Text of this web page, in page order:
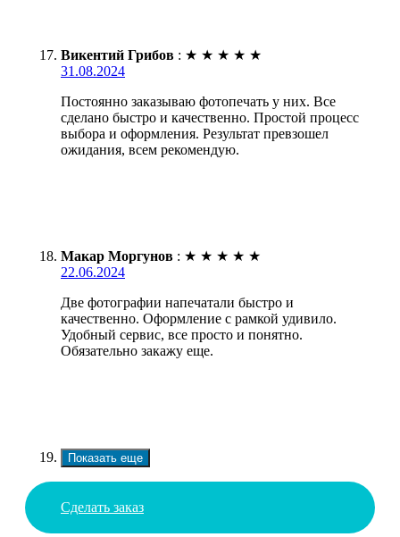
Викентий Грибов : ★ ★ ★ ★ ★
31.08.2024
Постоянно заказываю фотопечать у них. Все
сделано быстро и качественно. Простой процесс
выбора и оформления. Результат превзошел
ожидания, всем рекомендую.
Макар Моргунов : ★ ★ ★ ★ ★
22.06.2024
Две фотографии напечатали быстро и
качественно. Оформление с рамкой удивило.
Удобный сервис, все просто и понятно.
Обязательно закажу еще.
Показать еще
Сделать заказ